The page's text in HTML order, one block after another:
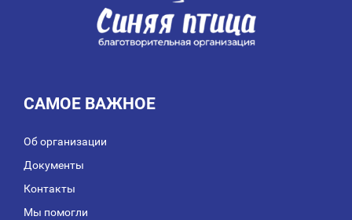
САМОЕ ВАЖНОЕ
Об организации
Документы
Контакты
Мы помогли